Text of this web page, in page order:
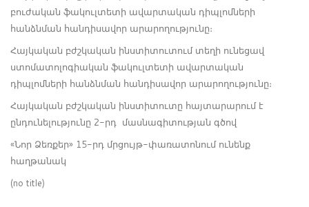
բուժական ֆակուլտետի ավարտական դիպլոմների
հանձնման հանդիսավոր արարողությունը։
Հայկական բժշկական ինստիտուտում տեղի ունեցավ
ստոմատոլոգիական ֆակուլտետի ավարտական
դիպլոմների հանձնման հանդիսավոր արարողությունը։
Հայկական բժշկական ինստիտուտը հայտարարում է
ընդունելությունը 2-րդ մասնագիտության գծով
«Նոր Ձեռքեր» 15-րդ մրցույթ-փառատոնում ունենք
հաղթանակ
(no title)